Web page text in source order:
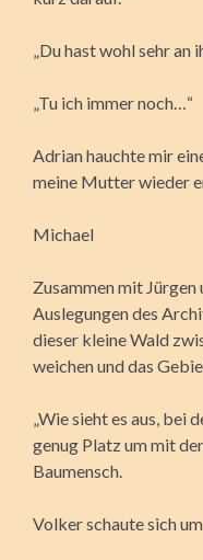
„Du hast wohl sehr an
„Tu ich immer noch…“
Adrian hauchte mir
meine Mutter wieder
Michael
Zusammen mit
Auslegungen des
dieser kleine Wald
weichen und das
„Wie sieht es aus, bei
genug Platz um mit
Baumensch.
Volker schaute sich um.